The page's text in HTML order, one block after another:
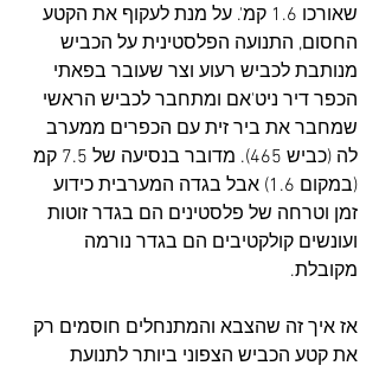
שאורכו 1.6 קמ'. על מנת לעקוף את הקטע
החסום, התנועה הפלסטינית על הכביש
מנותבת לכביש רעוע וצר שעובר בפאתי
הכפר דיר ניט'אם ומתחבר לכביש הראשי
שמחבר את ביר זית עם הכפרים ממערב
לה (כביש 465). מדובר בנסיעה של 7.5 קמ
(במקום 1.6) אבל בגדה המערבית כידוע
זמן וטרחה של פלסטינים הם בגדר זוטות
ועונשים קולקטיבים הם בגדר נורמה
מקובלת.
אז איך זה שהצבא והמתנחלים חוסמים רק
את קטע הכביש הצפוני ביותר לתנועת